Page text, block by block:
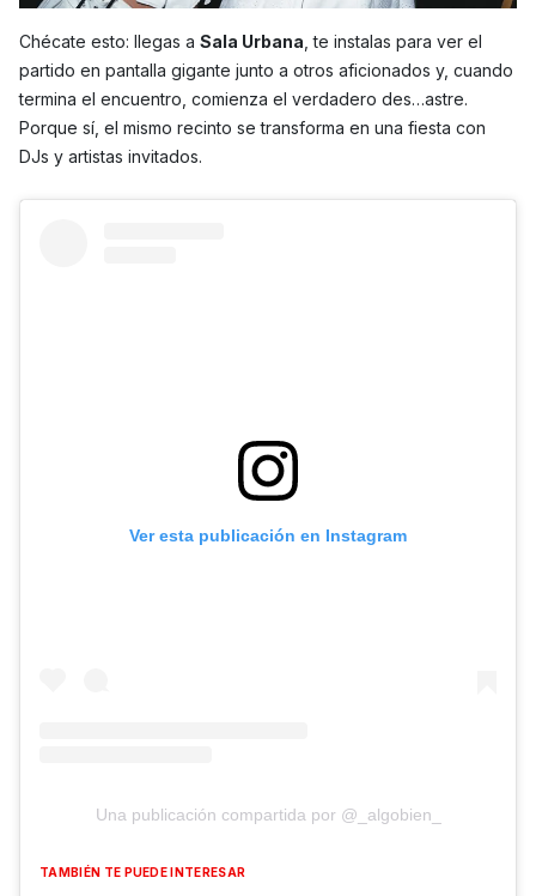
Chécate esto: llegas a Sala Urbana , te instalas para ver el
partido en pantalla gigante junto a otros aficionados y, cuando
termina el encuentro, comienza el verdadero des…astre.
Porque sí, el mismo recinto se transforma en una fiesta con
DJs y artistas invitados.
Ver esta publicación en Instagram
Una publicación compartida por @_algobien_
TAMBIÉN TE PUEDE INTERESAR